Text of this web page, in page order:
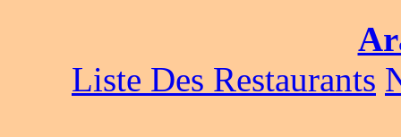
Liste Des Restaurants